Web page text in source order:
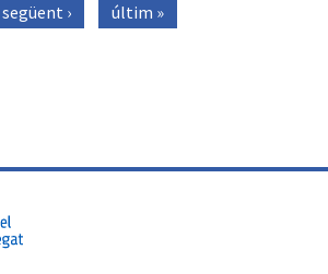
següent › últim »